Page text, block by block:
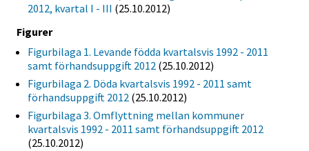
2012, kvartal I - III (25.10.2012)
Figurer
Figurbilaga 1. Levande födda kvartalsvis 1992 - 2011
samt förhandsuppgift 2012 (25.10.2012)
Figurbilaga 2. Döda kvartalsvis 1992 - 2011 samt
förhandsuppgift 2012 (25.10.2012)
Figurbilaga 3. Omflyttning mellan kommuner
kvartalsvis 1992 - 2011 samt förhandsuppgift 2012
(25.10.2012)